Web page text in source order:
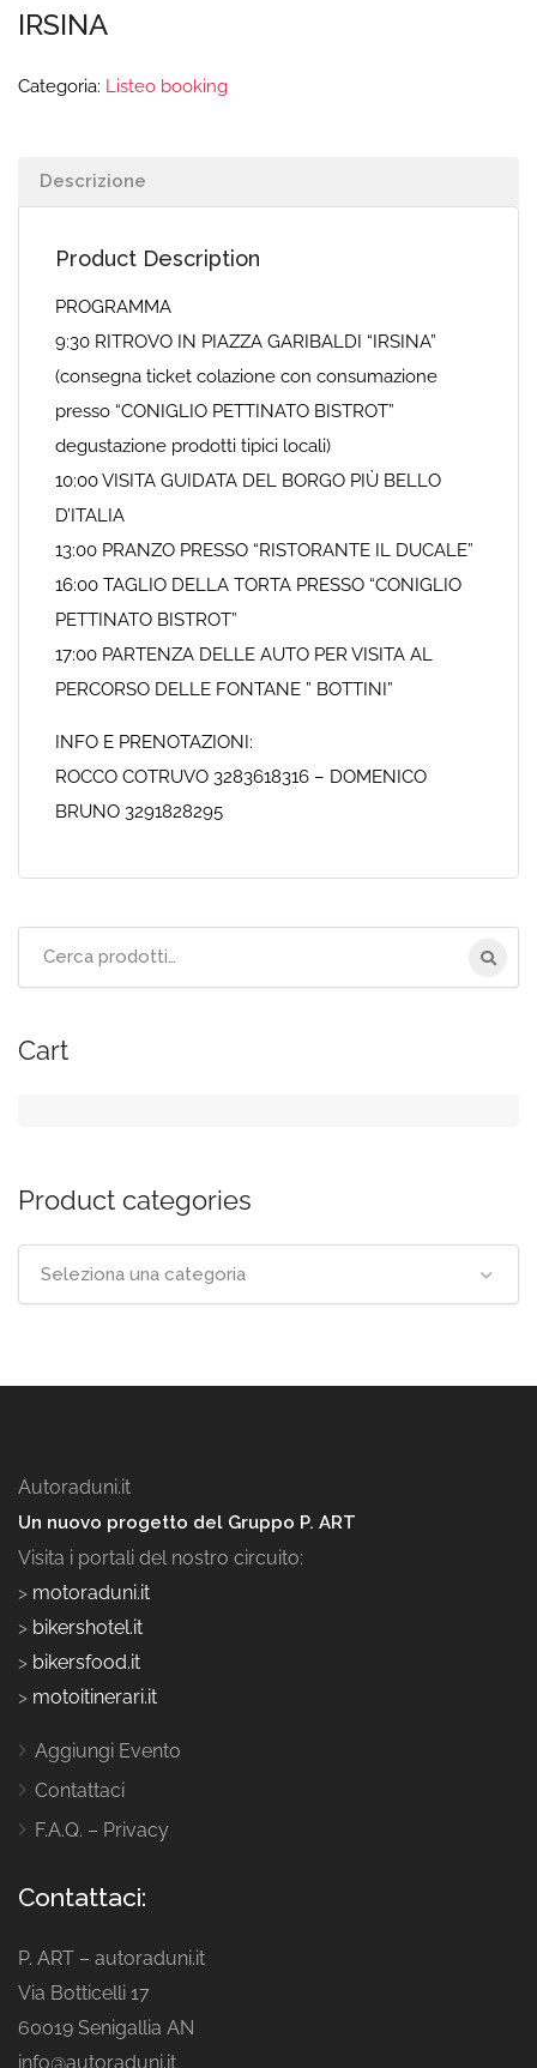
IRSINA
Categoria: Listeo booking
Descrizione
Product Description
PROGRAMMA
9:30 RITROVO IN PIAZZA GARIBALDI “IRSINA”
(consegna ticket colazione con consumazione
presso “CONIGLIO PETTINATO BISTROT”
degustazione prodotti tipici locali)
10:00 VISITA GUIDATA DEL BORGO PIÙ BELLO
D’ITALIA
13:00 PRANZO PRESSO “RISTORANTE IL DUCALE”
16:00 TAGLIO DELLA TORTA PRESSO “CONIGLIO
PETTINATO BISTROT”
17:00 PARTENZA DELLE AUTO PER VISITA AL
PERCORSO DELLE FONTANE ” BOTTINI”
INFO E PRENOTAZIONI:
ROCCO COTRUVO 3283618316 – DOMENICO
BRUNO 3291828295
Cart
Product categories
Seleziona una categoria
Autoraduni.it
Un nuovo progetto del Gruppo P. ART
Visita i portali del nostro circuito:
> motoraduni.it
> bikershotel.it
> bikersfood.it
> motoitinerari.it
Aggiungi Evento
Contattaci
F.A.Q. – Privacy
Contattaci:
P. ART – autoraduni.it
Via Botticelli 17
60019 Senigallia AN
info@autoraduni.it